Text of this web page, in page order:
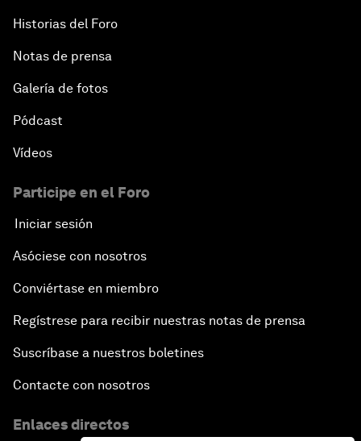
Historias del Foro
Notas de prensa
Galería de fotos
Pódcast
Vídeos
Participe en el Foro
Iniciar sesión
Asóciese con nosotros
Conviértase en miembro
Regístrese para recibir nuestras notas de prensa
Suscríbase a nuestros boletines
Contacte con nosotros
Enlaces directos